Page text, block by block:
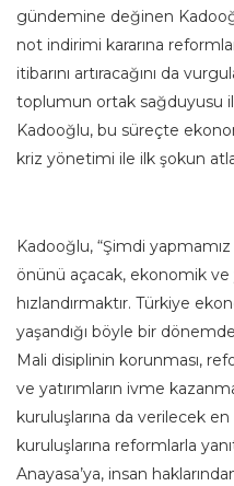
gündemine değinen
not indirimi kararına
itibarını artıracağını da
toplumun ortak sağduyusu
Kadooğlu, bu süreçte
kriz yönetimi ile ilk şokun
Kadooğlu, “Şimdi
önünü açacak, ekonomik ve
hızlandırmaktır. Türkiye
yaşandığı böyle bir
Mali disiplinin korunması,
ve yatırımların ivme
kuruluşlarına da verilecek
kuruluşlarına reformlarla
Anayasa’ya, insan